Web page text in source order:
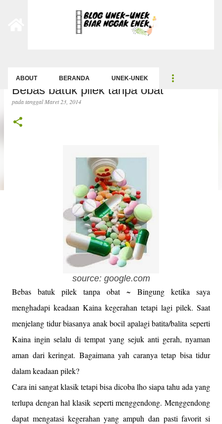
Langsung ke konten utama
ABOUT BERANDA UNEK-UNEK
Bebas batuk pilek tanpa obat
pada tanggalMaret 23, 2014
source: google.com
Bebas batuk pilek tanpa obat ~ Bingung ketika saya
menghadapi keadaan Kaina kegerahan tetapi lagi pilek. Saat
menjelang tidur biasanya anak bocil apalagi batita/balita seperti
Kaina ingin selalu di tempat yang sejuk anti gerah, nyaman
aman dari keringat. Bagaimana yah caranya tetap bisa tidur
dalam keadaan pilek?
Cara ini sangat klasik tetapi bisa dicoba lho siapa tahu ada yang
terlupa dengan hal klasik seperti menggendong. Menggendong
dapat mengatasi kegerahan yang ampuh dan pasti favorit si